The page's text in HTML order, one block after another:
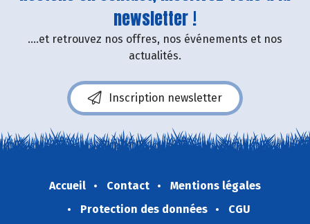
newsletter !
....et retrouvez nos offres, nos événements et nos
actualités.
Inscription newsletter
Accueil Contact
Mentions légales
Protection des données
CGU